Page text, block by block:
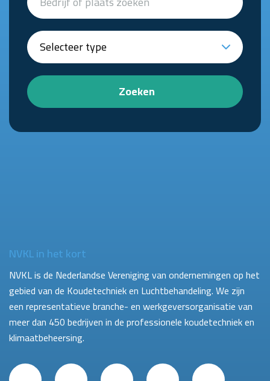
Zoeken
NVKL in het kort
NVKL is de Nederlandse Vereniging van ondernemingen op het
gebied van de Koudetechniek en Luchtbehandeling. We zijn
een representatieve branche- en werkgeversorganisatie van
meer dan 450 bedrijven in de professionele koudetechniek en
klimaatbeheersing.